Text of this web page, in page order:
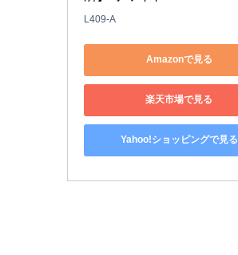
L409-A
Amazonで見る
楽天市場で見る
Yahoo!ショッピングで見る